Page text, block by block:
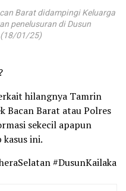
Barat didampingi Keluarga
penelusuran di Dusun
(18/01/25)
?
hilangnya Tamrin
Bacan Barat atau Polres
sekecil apapun
ini.
#DusunKailaka